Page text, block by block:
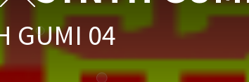
GUMI 04